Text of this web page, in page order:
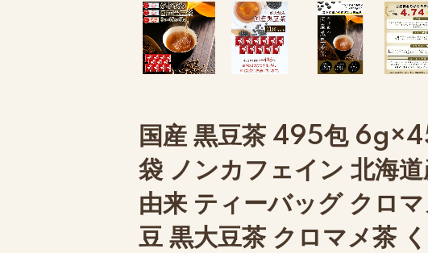
国産 黒豆茶 495包
袋 ノンカフェイン 北海道
由来 ティーバッグ クロ
豆 黒大豆茶 クロマメ茶